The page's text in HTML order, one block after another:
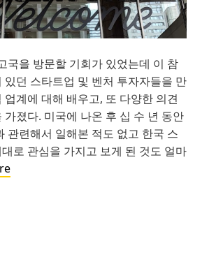
국을 방문할 기회가 있었는데 이 참
있던 스타트업 및 벤처 투자자들을 만
업계에 대해 배우고, 또 다양한 의견
가졌다. 미국에 나온 후 십 수 년 동안
관련해서 일해본 적도 없고 한국 스
로 관심을 가지고 보게 된 것도 얼마
실